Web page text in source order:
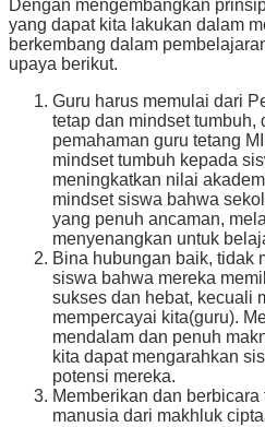
Dengan mengembangkan
yang dapat kita lakukan dalam
berkembang dalam
upaya berikut.
Guru harus memulai dari
tetap dan mindset
pemahaman guru tetang
mindset tumbuh kepada
meningkatkan nilai
mindset siswa bahwa
yang penuh ancaman,
menyenangkan untuk
Bina hubungan baik, tidak
siswa bahwa mereka
sukses dan hebat, kecuali
mempercayai kita(guru).
mendalam dan penuh
kita dapat mengarahkan
potensi mereka.
Memberikan dan
manusia dari makhluk